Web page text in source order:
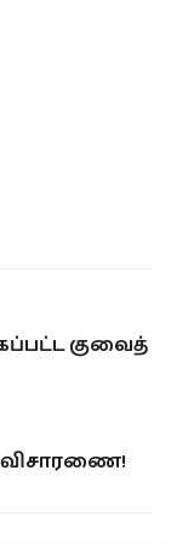
குவைத்
விசாரணை!